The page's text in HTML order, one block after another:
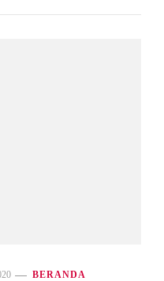
BERANDA